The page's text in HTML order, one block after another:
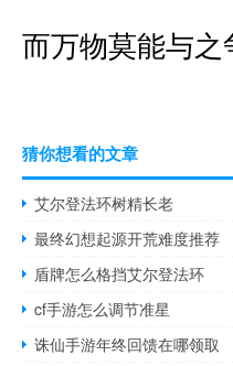
而万物莫能与之
猜你想看的文章
艾尔登法环树精长老
最终幻想起源开荒难度推荐
盾牌怎么格挡艾尔登法环
cf手游怎么调节准星
诛仙手游年终回馈在哪领取